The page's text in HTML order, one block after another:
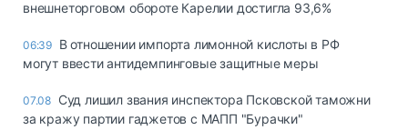
внешнеторговом обороте Карелии достигла 93,6%
06:39 В отношении импорта лимонной кислоты в РФ
могут ввести антидемпинговые защитные меры
07.08 Суд лишил звания инспектора Псковской таможни
за кражу партии гаджетов с МАПП "Бурачки"